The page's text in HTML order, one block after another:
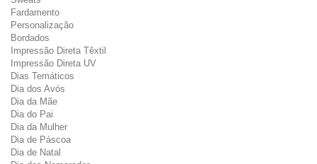
Fardamento
Personalização
Bordados
Impressão Direta Têxtil
Impressão Direta UV
Dias Temáticos
Dia dos Avós
Dia da Mãe
Dia do Pai
Dia da Mulher
Dia de Páscoa
Dia de Natal